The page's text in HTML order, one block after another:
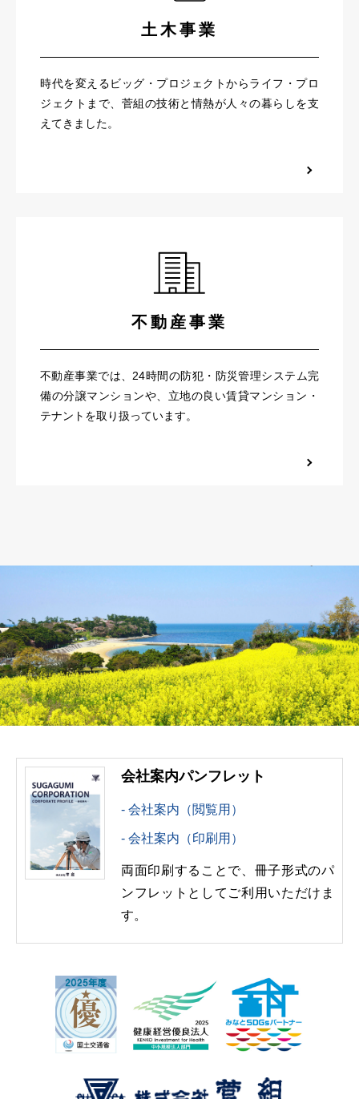
土木事業
時代を変えるビッグ・プロジェクトからライフ・プロ
ジェクトまで、菅組の技術と情熱が人々の暮らしを支
えてきました。
不動産事業
不動産事業では、24時間の防犯・防災管理システム完
備の分譲マンションや、立地の良い賃貸マンション・
テナントを取り扱っています。
会社案内パンフレット
会社案内（閲覧用）
会社案内（印刷用）
両面印刷することで、冊子形式のパ
ンフレットとしてご利用いただけま
す。